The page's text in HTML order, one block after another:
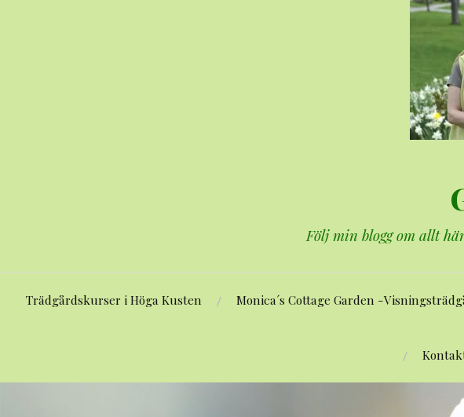
Följ min blogg om allt
Trädgårdskurser i Höga Kusten Monica´s Cottage Garden -